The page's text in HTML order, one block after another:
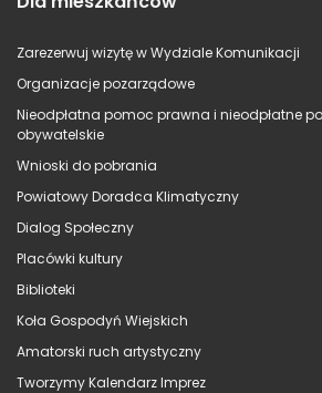
Zarezerwuj wizytę w Wydziale Komunikacji
Organizacje pozarządowe
Nieodpłatna pomoc prawna i nieodpłatne
obywatelskie
Wnioski do pobrania
Powiatowy Doradca Klimatyczny
Dialog Społeczny
Placówki kultury
Biblioteki
Koła Gospodyń Wiejskich
Amatorski ruch artystyczny
Tworzymy Kalendarz Imprez